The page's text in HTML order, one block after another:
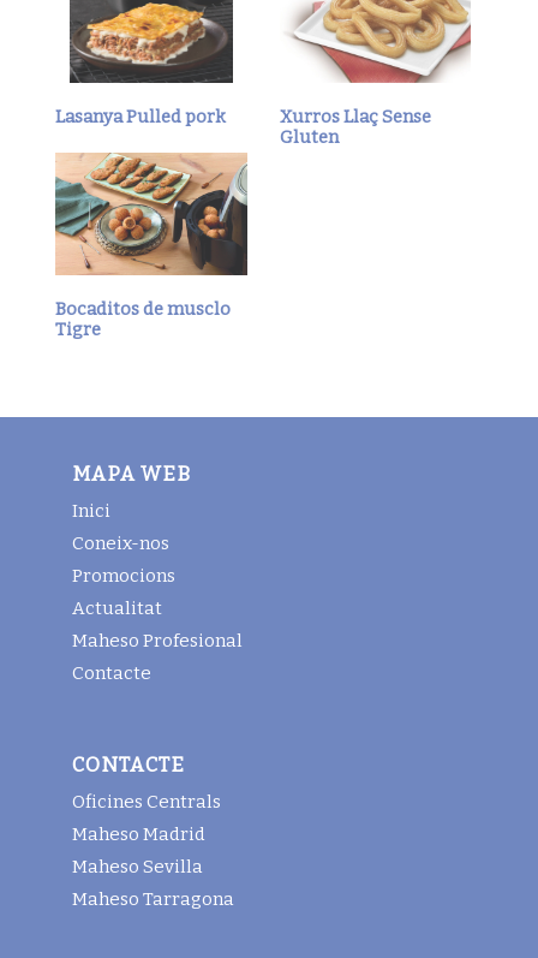
Lasanya Pulled pork
Xurros Llaç Sense
Gluten
Bocaditos de musclo
Tigre
MAPA WEB
Inici
Coneix-nos
Promocions
Actualitat
Maheso Profesional
Contacte
CONTACTE
Oficines Centrals
Maheso Madrid
Maheso Sevilla
Maheso Tarragona